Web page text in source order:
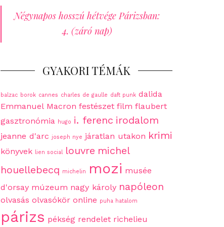
Négynapos hosszú hétvége Párizsban:
4. (záró nap)
GYAKORI TÉMÁK
balzac borok cannes charles de gaulle daft punk dalida
Emmanuel Macron festészet film flaubert
gasztronómia
hugo i. ferenc irodalom
jeanne d'arc joseph nye járatlan utakon krimi
könyvek lien social louvre michel
houellebecq michelin mozi musée
d'orsay múzeum nagy károly napóleon
olvasás olvasókör online puha hatalom
párizs pékség rendelet richelieu